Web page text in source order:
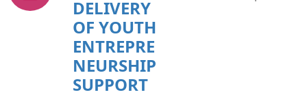
DELIVERY
OF YOUTH
ENTREPRE
NEURSHIP
SUPPORT